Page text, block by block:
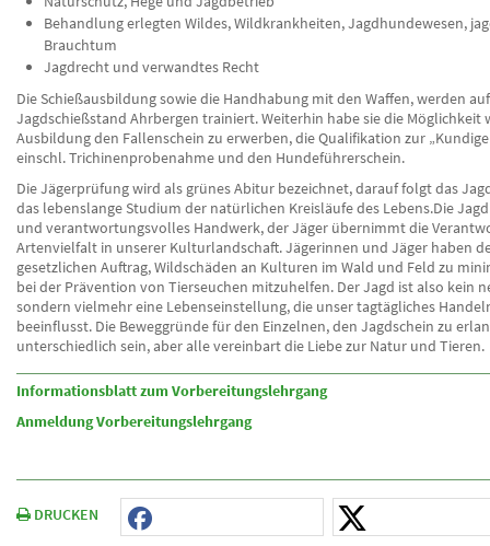
Behandlung erlegten Wildes, Wildkrankheiten, Jagdhundewesen,
Brauchtum
Jagdrecht und verwandtes Recht
Die Schießausbildung sowie die Handhabung mit den Waffen, werden
Jagdschießstand Ahrbergen trainiert. Weiterhin habe sie die Möglichkeit
Ausbildung den Fallenschein zu erwerben, die Qualifikation zur
einschl. Trichinenprobenahme und den Hundeführerschein.
Die Jägerprüfung wird als grünes Abitur bezeichnet, darauf folgt das
das lebenslange Studium der natürlichen Kreisläufe des Lebens.Die
und verantwortungsvolles Handwerk, der Jäger übernimmt die
Artenvielfalt in unserer Kulturlandschaft. Jägerinnen und Jäger haben
gesetzlichen Auftrag, Wildschäden an Kulturen im Wald und Feld zu
bei der Prävention von Tierseuchen mitzuhelfen. Der Jagd ist also kein
sondern vielmehr eine Lebenseinstellung, die unser tagtägliches
beeinflusst. Die Beweggründe für den Einzelnen, den Jagdschein zu
unterschiedlich sein, aber alle vereinbart die Liebe zur Natur und Tieren.
Informationsblatt zum Vorbereitungslehrgang
Anmeldung Vorbereitungslehrgang
DRUCKEN